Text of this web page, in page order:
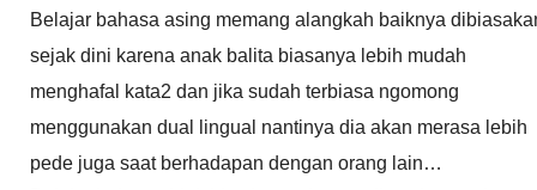
Belajar bahasa asing memang alangkah baiknya
sejak dini karena anak balita biasanya lebih mudah
menghafal kata2 dan jika sudah terbiasa ngomong
menggunakan dual lingual nantinya dia akan merasa lebih
pede juga saat berhadapan dengan orang lain…